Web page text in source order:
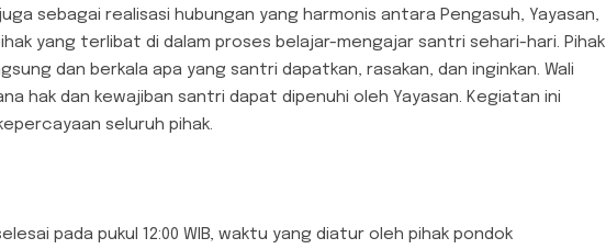
sebagai realisasi hubungan yang harmonis antara Pengasuh, Yayasan,
yang terlibat di dalam proses belajar-mengajar santri sehari-hari. Pihak
dan berkala apa yang santri dapatkan, rasakan, dan inginkan. Wali
hak dan kewajiban santri dapat dipenuhi oleh Yayasan. Kegiatan ini
seluruh pihak.
pada pukul 12:00 WIB, waktu yang diatur oleh pihak pondok